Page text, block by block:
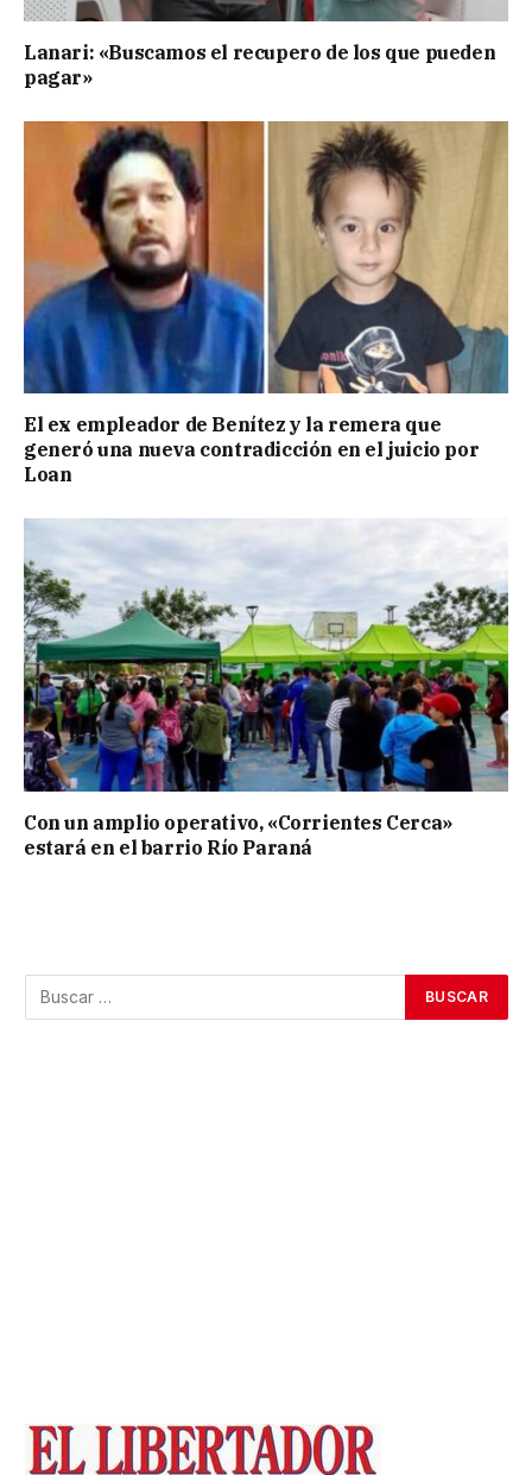
Lanari: «Buscamos el recupero de los que pueden
pagar»
El ex empleador de Benítez y la remera que
generó una nueva contradicción en el juicio por
Loan
Con un amplio operativo, «Corrientes Cerca»
estará en el barrio Río Paraná